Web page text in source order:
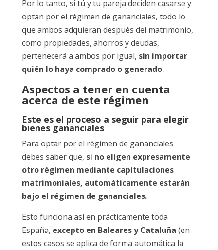
Por lo tanto, si tú y tu pareja deciden casarse y
optan por el régimen de gananciales, todo lo
que ambos adquieran después del matrimonio,
como propiedades, ahorros y deudas,
pertenecerá a ambos por igual, sin importar
quién lo haya comprado o generado.
Aspectos a tener en cuenta
acerca de este régimen
Este es el proceso a seguir para elegir
bienes gananciales
Para optar por el régimen de gananciales
debes saber que, si no eligen expresamente
otro régimen mediante capitulaciones
matrimoniales, automáticamente estarán
bajo el régimen de gananciales.
Esto funciona así en prácticamente toda
España, excepto en Baleares y Cataluña (en
estos casos se aplica de forma automática la